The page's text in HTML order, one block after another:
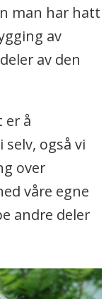
man har hatt
av
av den
er å
også vi
over
våre egne
andre deler